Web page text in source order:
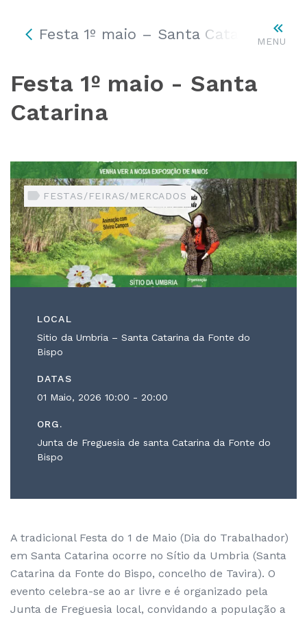
MENU
Festa 1º maio – Santa Catarina
Festa 1º maio - Santa
Catarina
FESTAS/FEIRAS/MERCADOS
LOCAL
Sitio da Umbria – Santa Catarina da Fonte do
Bispo
DATAS
01 Maio, 2026 10:00 - 20:00
ORG.
Junta de Freguesia de santa Catarina da Fonte do
Bispo
A tradicional Festa do 1 de Maio (Dia do Trabalhador)
em Santa Catarina ocorre no Sítio da Umbria (Santa
Catarina da Fonte do Bispo, concelho de Tavira). O
evento celebra-se ao ar livre e é organizado pela
Junta de Freguesia local, convidando a população a